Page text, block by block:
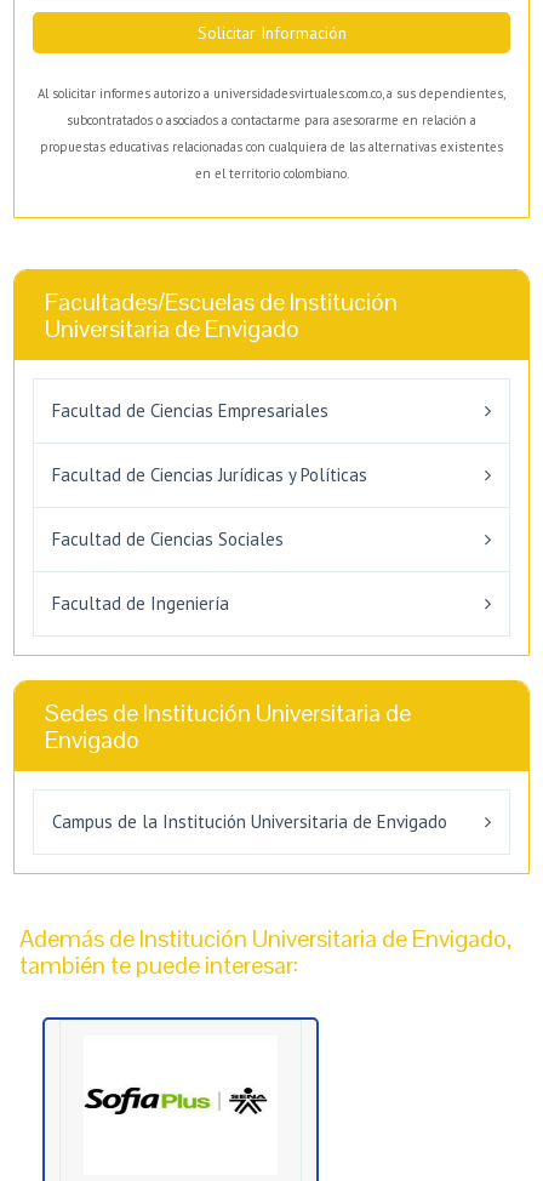
Solicitar Información
Al solicitar informes autorizo a universidadesvirtuales.com.co, a sus dependientes,
subcontratados o asociados a contactarme para asesorarme en relación a
propuestas educativas relacionadas con cualquiera de las alternativas existentes
en el territorio colombiano.
Facultades/Escuelas de Institución
Universitaria de Envigado
Facultad de Ciencias Empresariales
Facultad de Ciencias Jurídicas y Políticas
Facultad de Ciencias Sociales
Facultad de Ingeniería
Sedes de Institución Universitaria de
Envigado
Campus de la Institución Universitaria de Envigado
Además de Institución Universitaria de Envigado,
también te puede interesar: